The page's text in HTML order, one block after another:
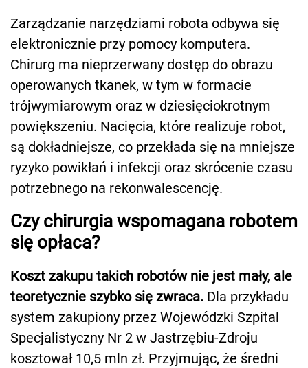
Zarządzanie narzędziami robota odbywa się
elektronicznie przy pomocy komputera.
Chirurg ma nieprzerwany dostęp do obrazu
operowanych tkanek, w tym w formacie
trójwymiarowym oraz w dziesięciokrotnym
powiększeniu. Nacięcia, które realizuje robot,
są dokładniejsze, co przekłada się na mniejsze
ryzyko powikłań i infekcji oraz skrócenie czasu
potrzebnego na rekonwalescencję.
Czy chirurgia wspomagana robotem
się opłaca?
Koszt zakupu takich robotów nie jest mały, ale
teoretycznie szybko się zwraca. Dla przykładu
system zakupiony przez Wojewódzki Szpital
Specjalistyczny Nr 2 w Jastrzębiu-Zdroju
kosztował 10,5 mln zł. Przyjmując, że średni